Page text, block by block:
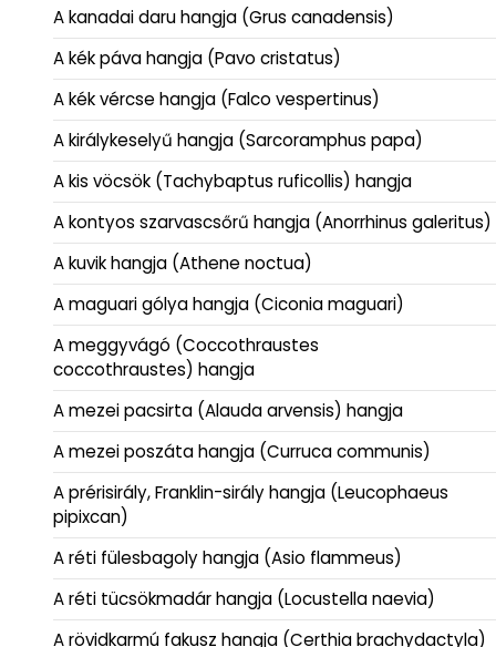
A kanadai daru hangja (Grus canadensis)
A kék páva hangja (Pavo cristatus)
A kék vércse hangja (Falco vespertinus)
A királykeselyű hangja (Sarcoramphus papa)
A kis vöcsök (Tachybaptus ruficollis) hangja
A kontyos szarvascsőrű hangja (Anorrhinus galeritus)
A kuvik hangja (Athene noctua)
A maguari gólya hangja (Ciconia maguari)
A meggyvágó (Coccothraustes
coccothraustes) hangja
A mezei pacsirta (Alauda arvensis) hangja
A mezei poszáta hangja (Curruca communis)
A prérisirály, Franklin-sirály hangja (Leucophaeus
pipixcan)
A réti fülesbagoly hangja (Asio flammeus)
A réti tücsökmadár hangja (Locustella naevia)
A rövidkarmú fakusz hangja (Certhia brachydactyla)